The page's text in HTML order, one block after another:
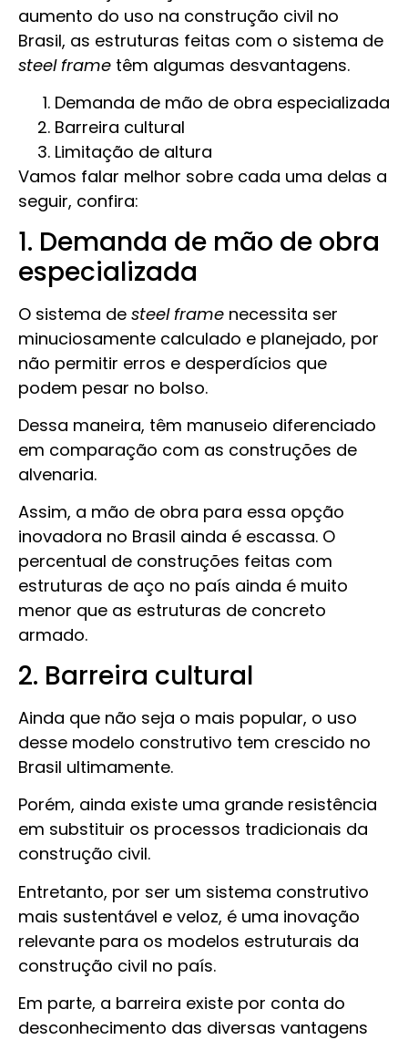
aumento do uso na construção civil no
Brasil, as estruturas feitas com o sistema de
steel frame têm algumas desvantagens.
Demanda de mão de obra especializada
Barreira cultural
Limitação de altura
Vamos falar melhor sobre cada uma delas a
seguir, confira:
1. Demanda de mão de obra
especializada
O sistema de steel frame necessita ser
minuciosamente calculado e planejado, por
não permitir erros e desperdícios que
podem pesar no bolso.
Dessa maneira, têm manuseio diferenciado
em comparação com as construções de
alvenaria.
Assim, a mão de obra para essa opção
inovadora no Brasil ainda é escassa. O
percentual de construções feitas com
estruturas de aço no país ainda é muito
menor que as estruturas de concreto
armado.
2. Barreira cultural
Ainda que não seja o mais popular, o uso
desse modelo construtivo tem crescido no
Brasil ultimamente.
Porém, ainda existe uma grande resistência
em substituir os processos tradicionais da
construção civil.
Entretanto, por ser um sistema construtivo
mais sustentável e veloz, é uma inovação
relevante para os modelos estruturais da
construção civil no país.
Em parte, a barreira existe por conta do
desconhecimento das diversas vantagens